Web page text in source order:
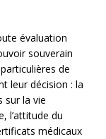
évaluation
souverain
de
leur décision : la
sur la vie
l’attitude du
médicaux